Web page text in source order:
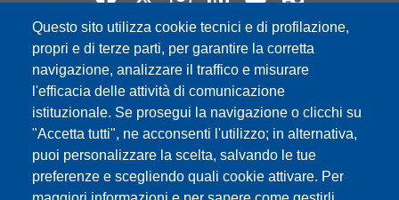
Questo sito utilizza cookie tecnici e di profilazione,
propri e di terze parti, per garantire la corretta
navigazione, analizzare il traffico e misurare
l'efficacia delle attività di comunicazione
istituzionale. Se prosegui la navigazione o clicchi su
"Accetta tutti", ne acconsenti l'utilizzo; in alternativa,
puoi personalizzare la scelta, salvando le tue
preferenze e scegliendo quali cookie attivare. Per
Partita IVA: 00427620364
e-mail: urp@unimore.it
PEC: primo contatto: urp@pec.unimore.it
Indirizzo ReGIndE per notifica Atti Processuali:
direzionelegale@pec.unimore.it
Sede di Modena: Via Università 4, 41121 Modena, Tel. 059
2056511 - Fax 059 245156